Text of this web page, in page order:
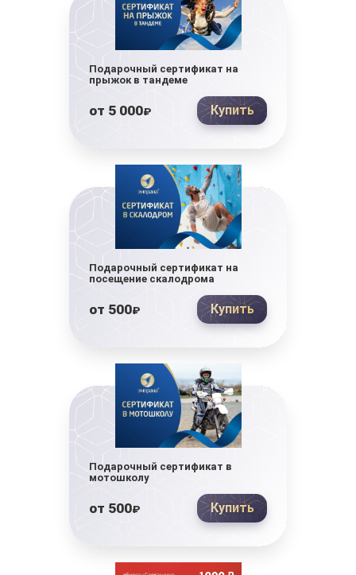
Подарочный сертификат на
прыжок в тандеме
от 5 000₽ Купить
Подарочный сертификат на
посещение скалодрома
от 500₽ Купить
Подарочный сертификат в
мотошколу
от 500₽ Купить